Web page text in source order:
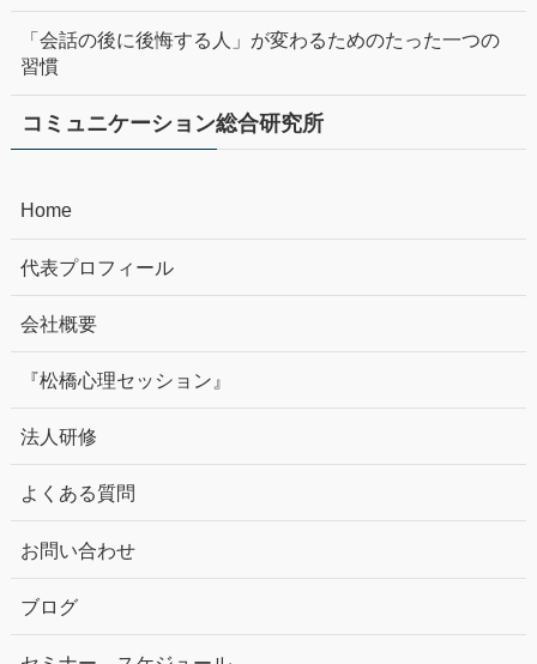
「会話の後に後悔する人」が変わるためのたった一つの
習慣
コミュニケーション総合研究所
Home
代表プロフィール
会社概要
『松橋心理セッション』
法人研修
よくある質問
お問い合わせ
ブログ